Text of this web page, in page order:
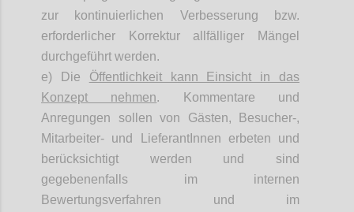
zur kontinuierlichen Verbesserung bzw.
erforderlicher Korrektur allfälliger Mängel
durchgeführt werden.
e) Die Öffentlichkeit kann Einsicht in das
Konzept nehmen. Kommentare und
Anregungen sollen von Gästen, Besucher-,
Mitarbeiter- und
LieferantInnen erbeten und
berücksichtigt werden und sind
gegebenenfalls im internen
Bewertungsverfahren und im